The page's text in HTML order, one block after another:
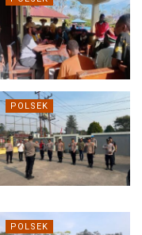
POLSEK
POLSEK